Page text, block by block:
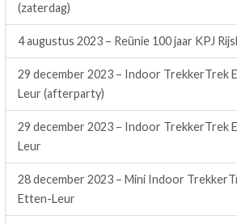
(zaterdag)
4 augustus 2023 – Reünie 100 jaar KPJ
29 december 2023 – Indoor TrekkerTrek
Leur (afterparty)
29 december 2023 – Indoor TrekkerTrek
Leur
28 december 2023 – Mini Indoor
Etten-Leur